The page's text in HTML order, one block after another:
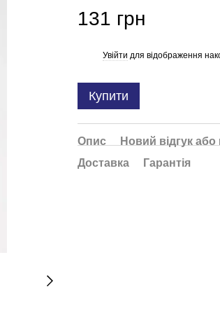
131 грн
Увійти для відображення
Купити
Опис
Новий відгук
Доставка
Гарантія